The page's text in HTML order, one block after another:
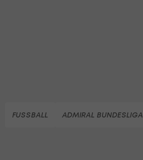
FUSSBALL ADMIRAL BUNDESLIGA